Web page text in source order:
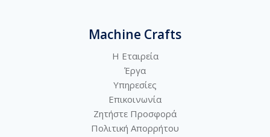
Machine Crafts
Η Εταιρεία
Έργα
Υπηρεσίες
Επικοινωνία
Ζητήστε Προσφορά
Πολιτική Απορρήτου